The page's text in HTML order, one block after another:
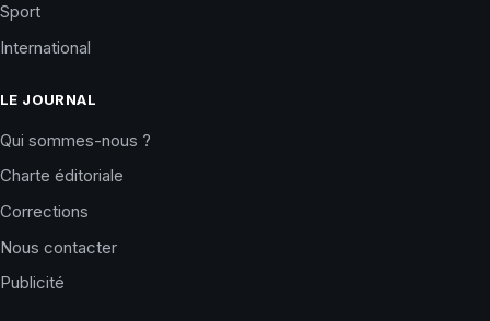
Sport
International
LE JOURNAL
Qui sommes-nous ?
Charte éditoriale
Corrections
Nous contacter
Publicité